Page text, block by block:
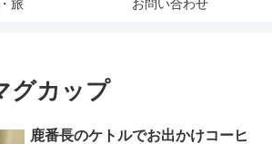
旅 お問い合わせ
グカップ
鹿番長のケトルでお出かけコーヒ